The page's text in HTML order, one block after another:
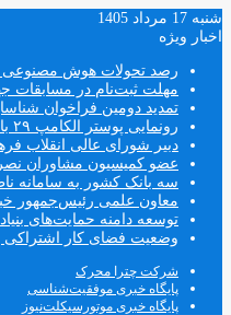
شنبه 17 مرداد 1405
اخبار ویژه
رصد تحولات هوش مصنوعی
مهلت ثبت‌نام در مسابقات جهانی
تمدید دومین فراخوان
رونمایی پوستر الکامپ ۲۹ با تمرکز بر هوش مصنوعی و امنیت دیجیتال
دبیر شورای عالی انقلاب
عضو کمیسیون مشاوران
سه بانک کشور به سامانه
معاون علمی رئیس‌جمهور خبر داد:
توسعه دامنه حمایت‌های
وضعیت فضای کار اشتراکی
شرکت چترا محرک
پایگاه خبری موفقیت‌شناسی
پایگاه خبری موتورسیکلت‌نیوز